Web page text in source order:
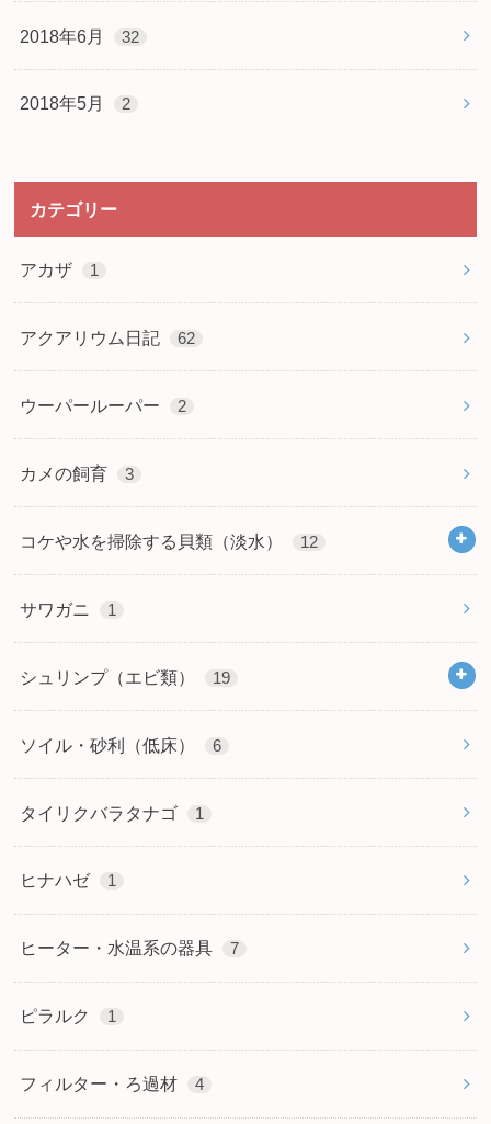
2018年6月 32
2018年5月 2
カテゴリー
アカザ 1
アクアリウム日記 62
ウーパールーパー 2
カメの飼育 3
コケや水を掃除する貝類（淡水） 12
サワガニ 1
シュリンプ（エビ類） 19
ソイル・砂利（低床） 6
タイリクバラタナゴ 1
ヒナハゼ 1
ヒーター・水温系の器具 7
ピラルク 1
フィルター・ろ過材 4